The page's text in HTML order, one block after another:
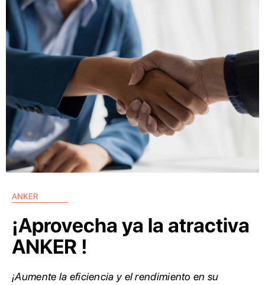
ANKER
¡Aprovecha ya la atractiva
ANKER !
¡Aumente la eficiencia y el rendimiento en su